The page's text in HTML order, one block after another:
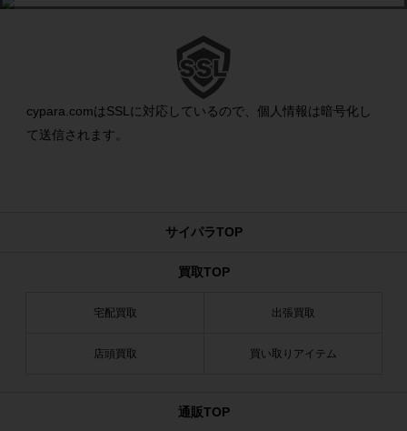
cypara.comはSSLに対応しているので、個人情報は暗号化し
て送信されます。
サイパラTOP
買取TOP
宅配買取 出張買取
店頭買取 買い取りアイテム
通販TOP